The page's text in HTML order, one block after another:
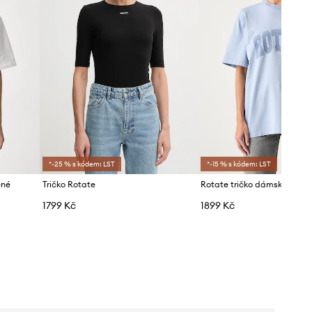
*-25 % s kódem: LST
Tričko Rotate
1799 Kč
*-15 % s kódem: LST
Rotate tričko dámské
1899 Kč